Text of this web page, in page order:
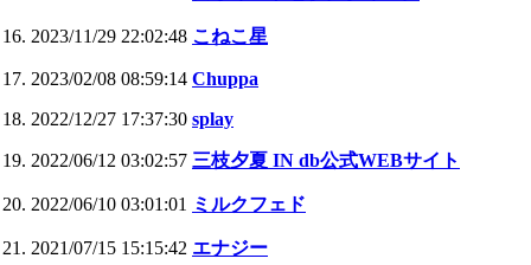
2023/11/29 22:02:48 こねこ星
2023/02/08 08:59:14 Chuppa
2022/12/27 17:37:30 splay
2022/06/12 03:02:57 三枝夕夏 IN db公式WEBサイト
2022/06/10 03:01:01 ミルクフェド
2021/07/15 15:15:42 エナジー